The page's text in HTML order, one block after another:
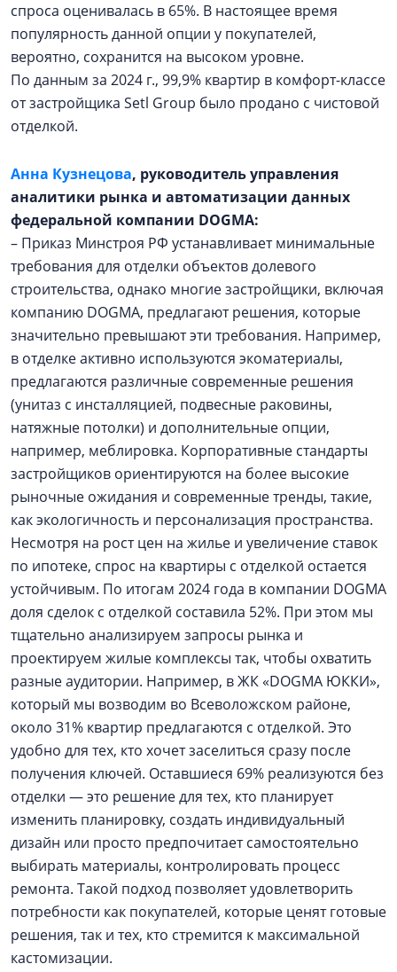
спроса оценивалась в 65%. В настоящее время
популярность данной опции у покупателей,
вероятно, сохранится на высоком уровне.
По данным за 2024 г., 99,9% квартир в комфорт-классе
от застройщика Setl Group было продано с чистовой
отделкой.
Анна Кузнецова, руководитель управления
аналитики рынка и автоматизации данных
федеральной компании DOGMA:
– Приказ Минстроя РФ устанавливает минимальные
требования для отделки объектов долевого
строительства, однако многие застройщики, включая
компанию DOGMA, предлагают решения, которые
значительно превышают эти требования. Например,
в отделке активно используются экоматериалы,
предлагаются различные современные решения
(унитаз с инсталляцией, подвесные раковины,
натяжные потолки) и дополнительные опции,
например, меблировка. Корпоративные стандарты
застройщиков ориентируются на более высокие
рыночные ожидания и современные тренды, такие,
как экологичность и персонализация пространства.
Несмотря на рост цен на жилье и увеличение ставок
по ипотеке, спрос на квартиры с отделкой остается
устойчивым. По итогам 2024 года в компании DOGMA
доля сделок с отделкой составила 52%. При этом мы
тщательно анализируем запросы рынка и
проектируем жилые комплексы так, чтобы охватить
разные аудитории. Например, в ЖК «DOGMA ЮККИ»,
который мы возводим во Всеволожском районе,
около 31% квартир предлагаются с отделкой. Это
удобно для тех, кто хочет заселиться сразу после
получения ключей. Оставшиеся 69% реализуются без
отделки — это решение для тех, кто планирует
изменить планировку, создать индивидуальный
дизайн или просто предпочитает самостоятельно
выбирать материалы, контролировать процесс
ремонта. Такой подход позволяет удовлетворить
потребности как покупателей, которые ценят готовые
решения, так и тех, кто стремится к максимальной
кастомизации.